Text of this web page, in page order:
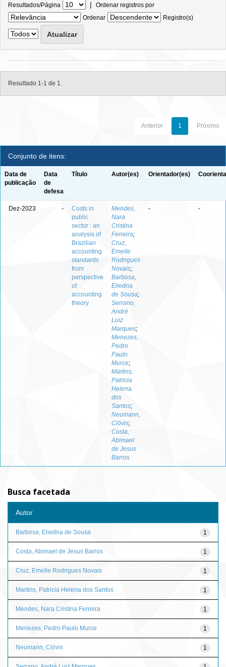
Resultados/Página | Ordenar registros por
Ordenar
Registro(s)
Resultado 1-1 de 1.
Anterior 1 Próximo
Conjunto de itens:
Data de
publicação
Data
de
defesa
Título Autor(es) Orientador(es)
Dez-2023 -
Costs in
public
sector : an
analysis of
Brazilian
accounting
standards
from
perspective
of
accounting
theory
Mendes,
Nara
Cristina
Ferreira;
Cruz,
Emelle
Rodrigues
Novais;
Barbosa,
Eliedna
de Sousa;
Serrano,
André
Luiz
Marques;
Menezes,
Pedro
Paulo
Murce;
Martins,
Patricia
Helena
dos
Santos;
Neumann,
Clóvis;
Costa,
Abimael
de Jesus
Barros
- -
Busca facetada
Autor
1
Barbosa, Eliedna de Sousa
1
Costa, Abimael de Jesus Barros
1
Cruz, Emelle Rodrigues Novais
1
Martins, Patricia Helena dos Santos
1
Mendes, Nara Cristina Ferreira
1
Menezes, Pedro Paulo Murce
1
Neumann, Clóvis